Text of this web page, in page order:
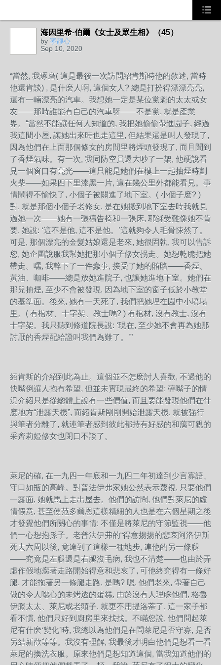
海因里希·伯爾《女士及眾生相》（45）
by 寧靜心
Sep 10, 2020
“當然, 我琢磨( 這是最後一次訪問紹肯斯時他的敘述, 當時
他還肯談) , 是什麽人啊, 這個女人? 總是打扮得漂漂亮亮,
還有一輛漂亮的汽車。我想她一定是某位黨魁的太太或女
友——那時誰能有自己的汽車呀——不是黨, 就是產業
界。“當然不能讓任何人知道的, 我把她偷偷帶進園子, 經過
我這間小屋, 讓她出來時也走這里, 但結果還是叫人發現了,
因為他們在上面那個修女的房間里將煙頭發現了, 而且聞到
了香煙氣味。有一次, 我同防空員還大吵了一架, 他硬說看
見一個窗口有亮光——這只能是她們在樓上一起抽煙時劃
火柴——如果四下里漆黑一片, 這在幾公里外都能看見。事
情鬧得不愉快了, 小個子被關進了地下室。( 小個子麽? )
對, 就是那個小個子老修女, 是在她搬到地下室去時我就見
過她一次——她有一張禱告椅和一張床, 耶穌受難像她不肯
要, 她說: ‘這不是他, 這不是他。’這就夠令人毛骨悚然了。
可是, 那個漂亮的金髮姑娘還是老來, 她很固執, 我可以告訴
您, 她企圖說服我幫她把那小個子修女拐走。她想乾脆把她
帶走。嘿, 我幹下了一件蠢事, 接受了她的賄賂——香煙、
黃油、咖啡——總是放她進院子, 也讓她進地下室。她們在
那兒抽煙, 至少不會被發現, 因為地下室的窗子低於小教堂
的基準面。後來, 她有一天死了, 我們把她埋在園中小墳場
里。( 有棺材、十字架、教士嗎? ) 有棺材, 沒有教士, 沒有
十字架。我只聽到修道院長說: ‘現在, 至少她不會再為她那
討厭的香煙配給證叫我們為難了。’”
紹肯斯的介紹到此為止。這個並不怎麽討人喜歡, 不過他的
快嘴倒讓人抱有希望, 但並未實現最終的希望; 碎嘴子的情
況介紹只是從總體上說有一些價值, 而且要能發現他們在什
麽地方“泄露天機”, 而紹肯斯剛剛開始泄露天機, 就被強行
與筆者分離了, 就連筆者感到彼此都持有好感的和藹可親的
采齊莉婭修女也閉口不談了。
萊尼的確, 在一九四一年底和一九四二年初達到少言寡語、
守口如瓶的高峰。對普法伊弗家她公然表示蔑視, 只要他們
一露面, 她就馬上走出屋去。他們的訪問, 他們對萊尼的虛
情假意, 甚至使范多爾恩這樣精細的人也是在六個星期之後
才發覺他們所關心的事情: 不僅是將萊尼的守節監視——他
們一心想抱孫子。老普法伊弗的“得意揚揚的悲哀阿洛伊斯
死去六周以後, 竟達到了這樣一種地步, 連他的另一條腿
——究竟是左腿還是右腿沒毛病, 我也不清楚——也由於弄
虛作假地瘸著走路開始得意和悲哀了, 可他終究得有一條好
腿, 才能拖著另一條腿走路, 是嗎? 嗯, 他們老來, 帶著自己
做的令人噁心的未烤透的蛋糕, 由於沒有人理睬他們, 格魯
伊滕太太、萊尼或老頭子, 就更不用提洛蒂了, 這一家子都
看不慣, 他們只好到廚房里來找找。不瞞您說, 他們問起萊
尼有什麽‘變化’時, 我總以為他們是在問萊尼是否守寡, 是否
另結新歡等等。我沒有理解, 我最後才明白他們是想看一看
萊尼的換洗衣服。原來他們是想知道這個, 當我知道他們的